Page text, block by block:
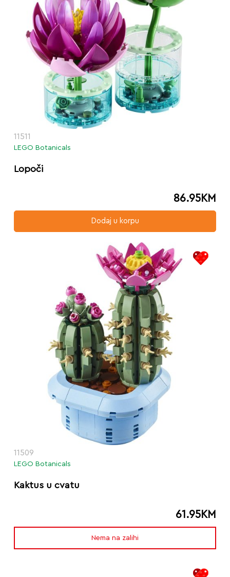
11511
LEGO Botanicals
Lopoči
86.95KM
Dodaj u korpu
11509
LEGO Botanicals
Kaktus u cvatu
61.95KM
Nema na zalihi